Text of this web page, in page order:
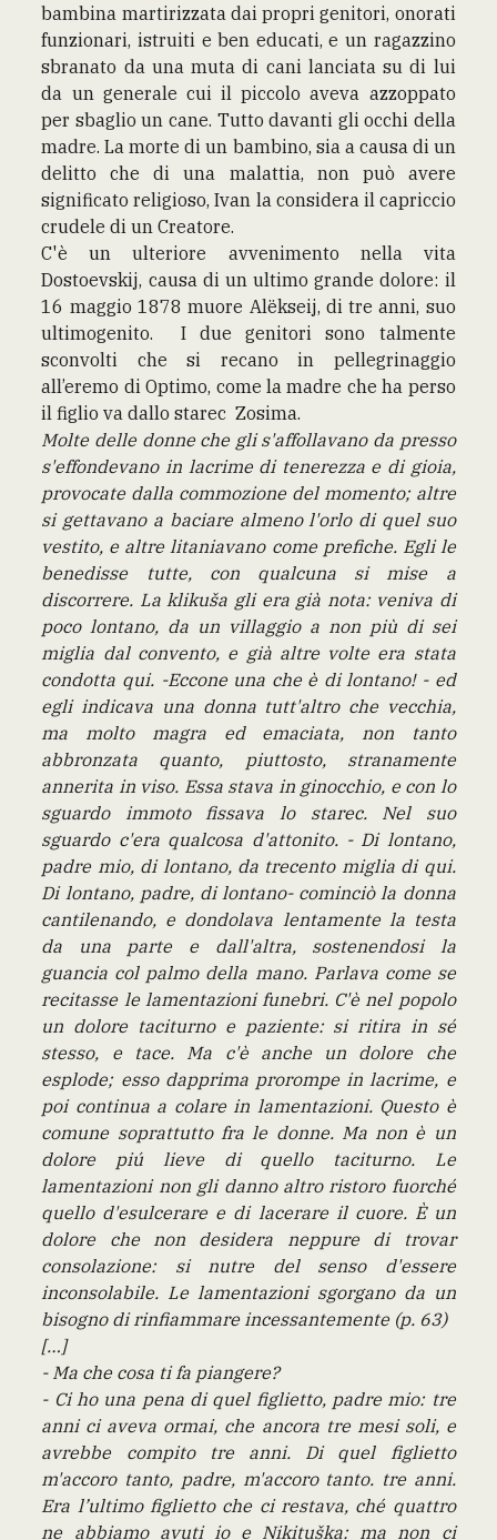
bambina martirizzata dai propri genitori, onorati
funzionari, istruiti e ben educati, e un ragazzino
sbranato da una muta di cani lanciata su di lui
da un generale cui il piccolo aveva azzoppato
per sbaglio un cane. Tutto davanti gli occhi della
madre. La morte di un bambino, sia a causa di un
delitto che di una malattia, non può avere
significato religioso, Ivan la considera il capriccio
crudele di un Creatore.
C'è un ulteriore avvenimento nella vita
Dostoevskij, causa di un ultimo grande dolore: il
16 maggio 1878 muore Alëkseij, di tre anni, suo
ultimogenito. I due genitori sono talmente
sconvolti che si recano in pellegrinaggio
all’eremo di Optimo, come la madre che ha perso
il figlio va dallo starec Zosima.
Molte delle donne che gli s'affollavano da presso
s'effondevano in lacrime di tenerezza e di gioia,
provocate dalla commozione del momento; altre
si gettavano a baciare almeno l'orlo di quel suo
vestito, e altre litaniavano come prefiche. Egli le
benedisse tutte, con qualcuna si mise a
discorrere. La klikuša gli era già nota: veniva di
poco lontano, da un villaggio a non più di sei
miglia dal convento, e già altre volte era stata
condotta qui. -Eccone una che è di lontano! - ed
egli indicava una donna tutt'altro che vecchia,
ma molto magra ed emaciata, non tanto
abbronzata quanto, piuttosto, stranamente
annerita in viso. Essa stava in ginocchio, e con lo
sguardo immoto fissava lo starec. Nel suo
sguardo c'era qualcosa d'attonito. - Di lontano,
padre mio, di lontano, da trecento miglia di qui.
Di lontano, padre, di lontano- cominciò la donna
cantilenando, e dondolava lentamente la testa
da una parte e dall'altra, sostenendosi la
guancia col palmo della mano. Parlava come se
recitasse le lamentazioni funebri. C'è nel popolo
un dolore taciturno e paziente: si ritira in sé
stesso, e tace. Ma c'è anche un dolore che
esplode; esso dapprima prorompe in lacrime, e
poi continua a colare in lamentazioni. Questo è
comune soprattutto fra le donne. Ma non è un
dolore piú lieve di quello taciturno. Le
lamentazioni non gli danno altro ristoro fuorché
quello d'esulcerare e di lacerare il cuore. È un
dolore che non desidera neppure di trovar
consolazione: si nutre del senso d'essere
inconsolabile. Le lamentazioni sgorgano da un
bisogno di rinfiammare incessantemente (p. 63)
[…]
- Ma che cosa ti fa piangere?
- Ci ho una pena di quel figlietto, padre mio: tre
anni ci aveva ormai, che ancora tre mesi soli, e
avrebbe compito tre anni. Di quel figlietto
m'accoro tanto, padre, m'accoro tanto. tre anni.
Era l’ultimo figlietto che ci restava, ché quattro
ne abbiamo avuti io e Nikituška: ma non ci